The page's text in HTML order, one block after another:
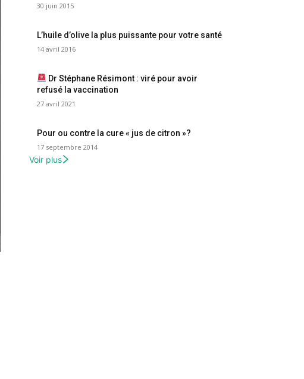
30 juin 2015
L’huile d’olive la plus puissante pour votre santé
14 avril 2016
Dr Stéphane Résimont : viré pour avoir
refusé la vaccination
27 avril 2021
Pour ou contre la cure « jus de citron »?
17 septembre 2014
Voir plus